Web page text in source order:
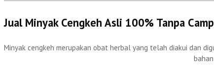
Jual Minyak Cengkeh Asli 100% Tanpa
Minyak cengkeh merupakan obat herbal yang telah diakui dan